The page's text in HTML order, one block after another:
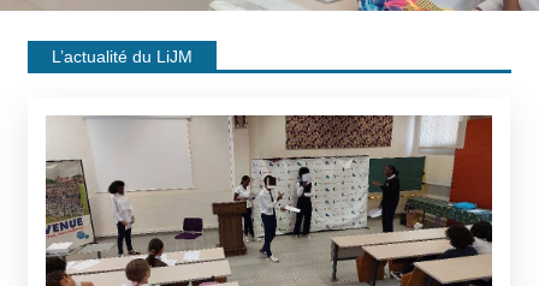
L’actualité du LiJM